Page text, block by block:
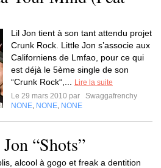
Lil Jon tient à son tant attendu projet
Crunk Rock. Little Jon s’associe aux
Californiens de Lmfao, pour ce qui
est déjà le 5ème single de son
“Crunk Rock“,...
Lire la suite
Le 29 mars 2010 par
Swaggafrenchy
NONE NONE NONE
“Shots”
alcool à gogo et freak a dentition